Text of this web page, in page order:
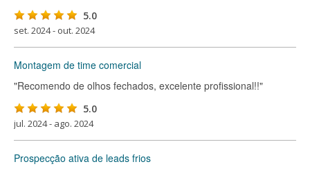
5.0
set. 2024 - out. 2024
Montagem de time comercial
"Recomendo de olhos fechados, excelente profissional!!"
5.0
jul. 2024 - ago. 2024
Prospecção ativa de leads frios